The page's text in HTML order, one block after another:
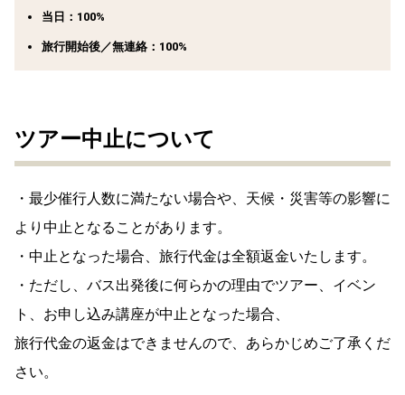
当日：100%
旅行開始後／無連絡：100%
ツアー中止について
・最少催行人数に満たない場合や、天候・災害等の影響に
より中止となることがあります。
・中止となった場合、旅行代金は全額返金いたします。
・ただし、バス出発後に何らかの理由でツアー、イベン
ト、お申し込み講座が中止となった場合、
旅行代金の返金はできませんので、あらかじめご了承くだ
さい。